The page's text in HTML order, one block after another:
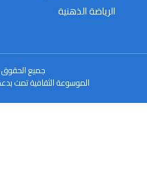
الرياضة الذهنية
جميع الحقوق
الموسوعة الثقافية تمت